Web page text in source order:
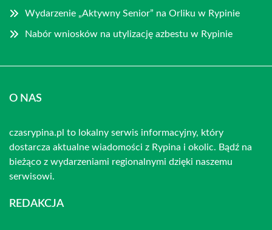
Wydarzenie „Aktywny Senior” na Orliku w Rypinie
Nabór wniosków na utylizację azbestu w Rypinie
O NAS
czasrypina.pl to lokalny serwis informacyjny, który
dostarcza aktualne wiadomości z Rypina i okolic. Bądź na
bieżąco z wydarzeniami regionalnymi dzięki naszemu
serwisowi.
REDAKCJA